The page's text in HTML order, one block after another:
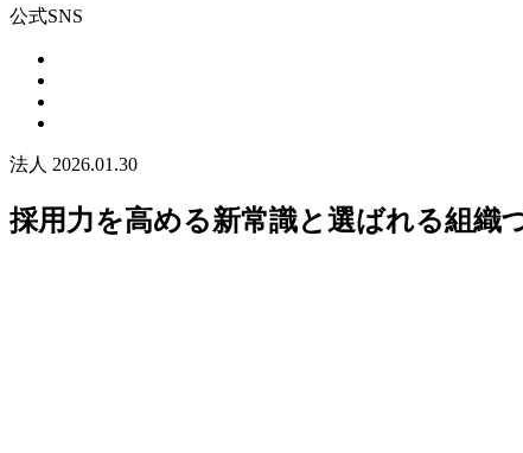
公式SNS
法人 2026.01.30
採用力を高める新常識と選ばれる組織